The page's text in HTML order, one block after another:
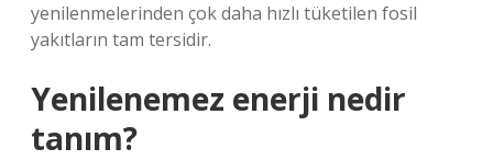
yenilenmelerinden çok daha hızlı tüketilen fosil
yakıtların tam tersidir.
Yenilenemez enerji nedir
tanım?